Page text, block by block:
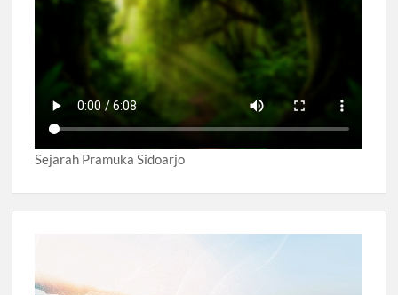
Sejarah Pramuka Sidoarjo